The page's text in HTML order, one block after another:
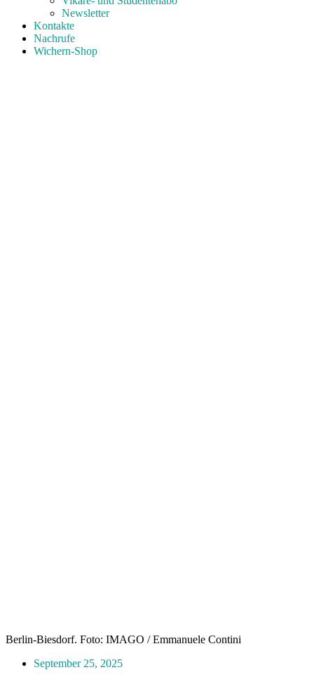
Newsletter
Kontakte
Nachrufe
Wichern-Shop
Berlin-Biesdorf. Foto: IMAGO / Emmanuele Contini
September 25, 2025